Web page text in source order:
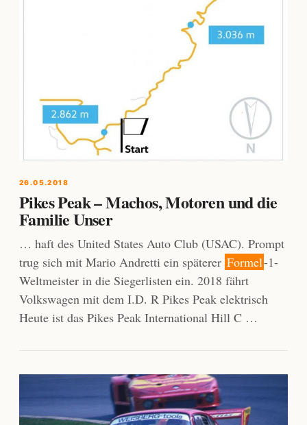
26.05.2018
Pikes Peak – Machos, Motoren und die
Familie Unser
… haft des United States Auto Club (USAC). Prompt
trug sich mit Mario Andretti ein späterer Formel-1-
Weltmeister in die Siegerlisten ein. 2018 fährt
Volkswagen mit dem I.D. R Pikes Peak elektrisch
Heute ist das Pikes Peak International Hill C …